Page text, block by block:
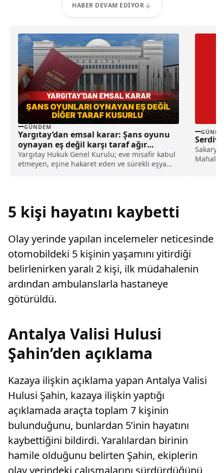
HABER DEVAM EDIYOR
GÜNDEM
Yargıtay’dan emsal karar: Şans oyunu
oynayan eş değil karşı taraf ağır
kusurlu sayıldı
Yargıtay Hukuk Genel Kurulu; eve misafir kabul
etmeyen, eşine hakaret eden ve sürekli eşya
5 kişi hayatını kaybetti
Olay yerinde yapılan incelemeler neticesinde
otomobildeki 5 kişinin yaşamını yitirdiği
belirlenirken yaralı 2 kişi, ilk müdahalenin
ardından ambulanslarla hastaneye
götürüldü.
Antalya Valisi Hulusi
Şahin’den açıklama
Kazaya ilişkin açıklama yapan Antalya Valisi
Hulusi Şahin, kazaya ilişkin yaptığı
açıklamada araçta toplam 7 kişinin
bulunduğunu, bunlardan 5’inin hayatını
kaybettiğini bildirdi. Yaralılardan birinin
hamile olduğunu belirten Şahin, ekiplerin
olay yerindeki çalışmalarını sürdürdüğünü